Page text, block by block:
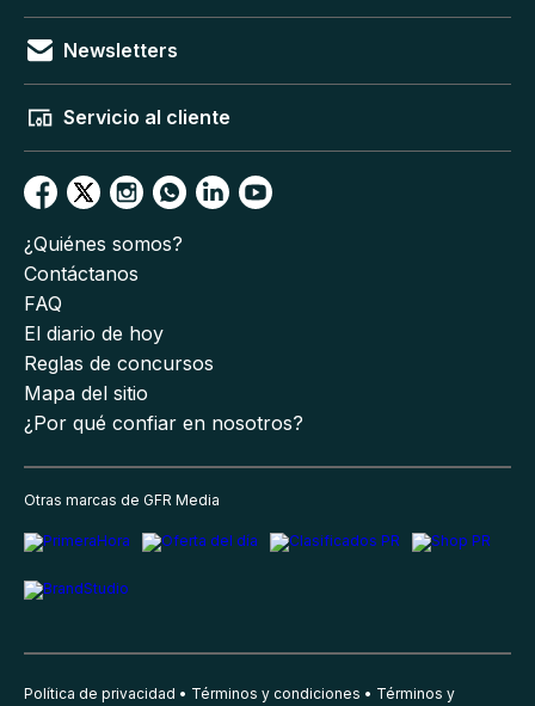
Newsletters
Servicio al cliente
¿Quiénes somos?
Contáctanos
FAQ
El diario de hoy
Reglas de concursos
Mapa del sitio
¿Por qué confiar en nosotros?
Otras marcas de GFR Media
Política de privacidad Términos y condiciones Términos y